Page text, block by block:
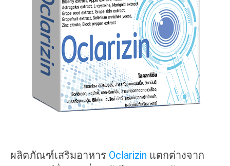
ผลิตภัณฑ์เสริมอาหาร Oclarizin แตกต่างจาก